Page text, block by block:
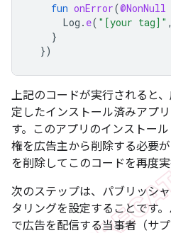
fun onError(@NonNull
Log . e( "[your tag]" ,
}
})
上記のコードが実行されると
定したインストール済みアプ
す。このアプリのインストー
権を広告主から削除する必要
を削除してこのコードを再度実
次のステップは、パブリッシ
タリングを設定することです
で広告を配信する当事者（サ